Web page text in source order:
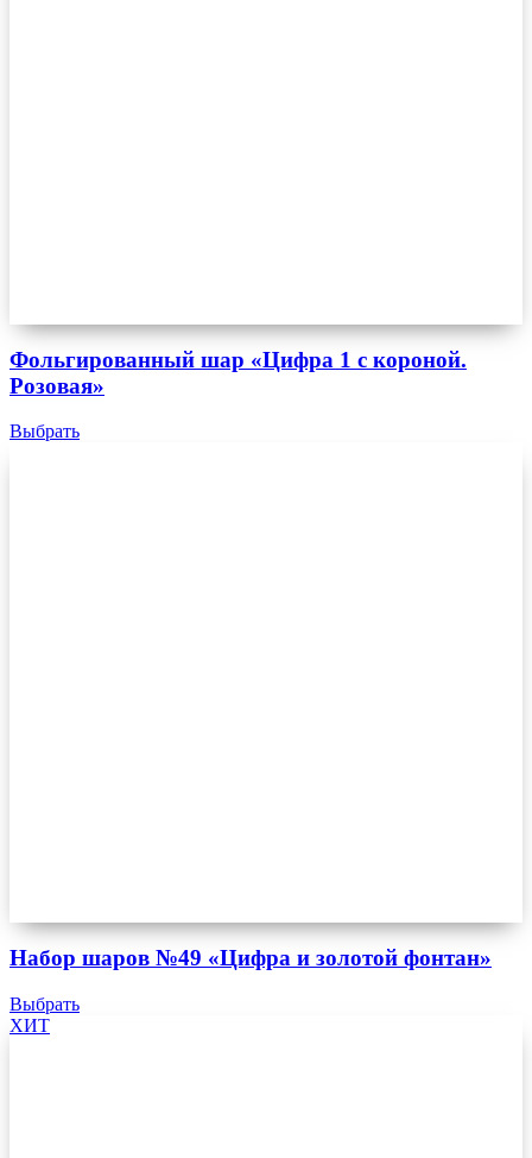
Фольгированный шар «Цифра 1 с короной.
Розовая»
Выбрать
Набор шаров №49 «Цифра и золотой фонтан»
Выбрать
ХИТ